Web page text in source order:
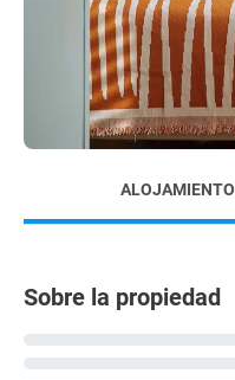
ALOJAMIENTO
Sobre la propiedad